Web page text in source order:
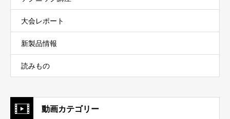
大会レポート
新製品情報
読みもの
動画カテゴリー